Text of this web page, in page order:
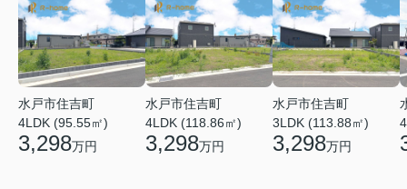
水戸市住吉町
4LDK (95.55㎡)
3,298万円
水戸市住吉町
4LDK (118.86㎡)
3,298万円
水戸市住吉町
3LDK (113.88㎡)
3,298万円